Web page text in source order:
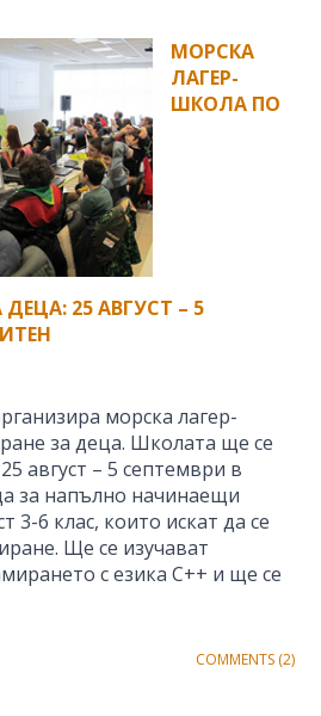
ABOUT
COURSES
PRESENTATIONS
PUBLICATIONS
МОРСКА
ЛАГЕР-
ШКОЛА ПО
25 АВГУСТ – 5
морска лагер-
за деца. Школата ще се
август – 5 септември в
за напълно начинаещи
3-6 клас, които искат да се
Ще се изучават
с езика C++ и ще се
COMMENTS (2)